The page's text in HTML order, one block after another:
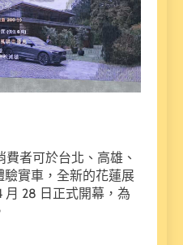
者可於台北、高雄、
實車，全新的花蓮展
28 日正式開幕，為